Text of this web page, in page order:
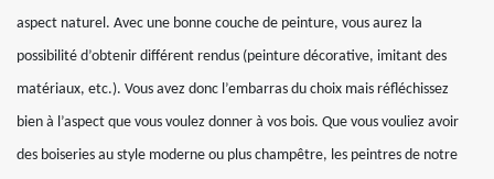
aspect naturel. Avec une bonne couche de peinture, vous aurez la
possibilité d’obtenir différent rendus (peinture décorative, imitant des
matériaux, etc.). Vous avez donc l’embarras du choix mais réfléchissez
bien à l’aspect que vous voulez donner à vos bois. Que vous vouliez avoir
des boiseries au style moderne ou plus champêtre, les peintres de notre